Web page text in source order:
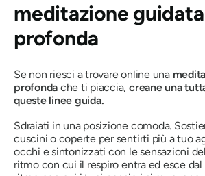
meditazione guidata
profonda
Se non riesci a trovare online una
profonda che ti piaccia,creane una
queste linee guida.
Sdraiati in una posizione comoda.
cuscini o coperte per sentirti più a tuo
occhi e sintonizzati con le sensazioni
ritmo con cui il respiro entra ed esce